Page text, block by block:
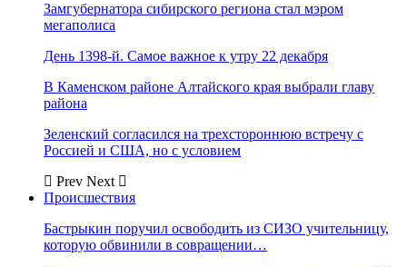
Замгубернатора сибирского региона стал мэром
мегаполиса
День 1398-й. Самое важное к утру 22 декабря
В Каменском районе Алтайского края выбрали главу
района
Зеленский согласился на трехстороннюю встречу с
Россией и США, но с условием
Prev Next
Происшествия
Бастрыкин поручил освободить из СИЗО учительницу,
которую обвинили в совращении…